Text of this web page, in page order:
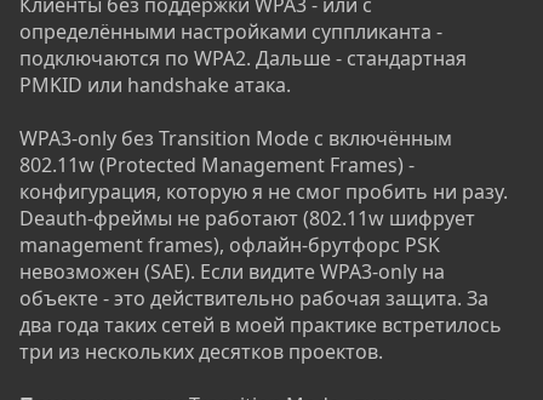
определёнными настройками суппликанта -
подключаются по WPA2. Дальше - стандартная
PMKID или handshake атака.
WPA3-only без Transition Mode с включённым
802.11w (Protected Management Frames) -
конфигурация, которую я не смог пробить ни разу.
Deauth-фреймы не работают (802.11w шифрует
management frames), офлайн-брутфорс PSK
невозможен (SAE). Если видите WPA3-only на
объекте - это действительно рабочая защита. За
два года таких сетей в моей практике встретилось
три из нескольких десятков проектов.